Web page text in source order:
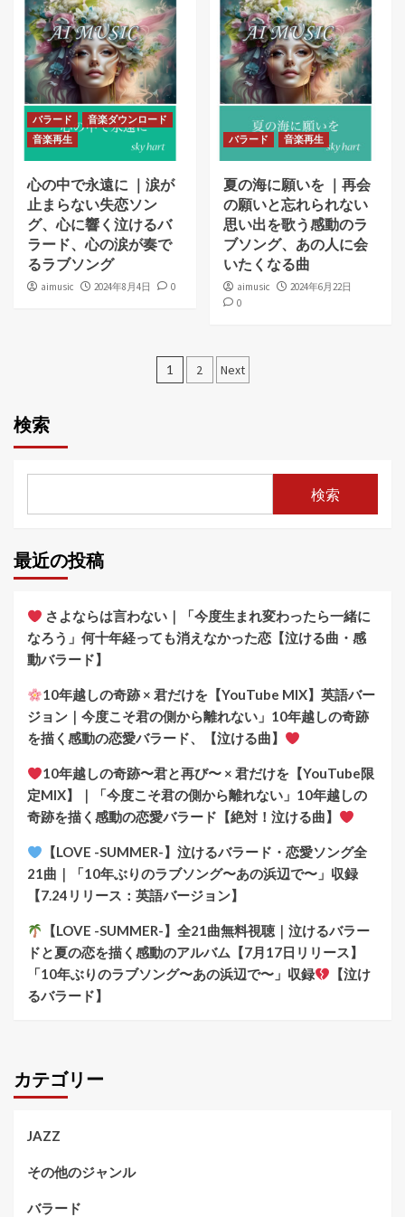
バラード
音楽ダウンロード
音楽再生
心の中で永遠に ｜涙が
止まらない失恋ソン
グ、心に響く泣けるバ
ラード、心の涙が奏で
るラブソング
aimusic 2024年8月4日 0
バラード 音楽再生
夏の海に願いを ｜再会
の願いと忘れられない
思い出を歌う感動のラ
ブソング、あの人に会
いたくなる曲
aimusic
2024年6月22日
0
投
ジ
1 2 Next
検索
検索
最近の投稿
さよならは言わない｜「今度生まれ変わったら一緒に
なろう」何十年経っても消えなかった恋【泣ける曲・感
動バラード】
10年越しの奇跡 × 君だけを【YouTube MIX】英語バー
ジョン｜今度こそ君の側から離れない」10年越しの奇跡
を描く感動の恋愛バラード、【泣ける曲】
10年越しの奇跡〜君と再び〜 × 君だけを【YouTube限
定MIX】｜「今度こそ君の側から離れない」10年越しの
奇跡を描く感動の恋愛バラード【絶対！泣ける曲】
【LOVE -SUMMER-】泣けるバラード・恋愛ソング全
21曲｜「10年ぶりのラブソング〜あの浜辺で〜」収録
【7.24リリース：英語バージョン】
【LOVE -SUMMER-】全21曲無料視聴｜泣けるバラー
ドと夏の恋を描く感動のアルバム【7月17日リリース】
「10年ぶりのラブソング〜あの浜辺で〜」収録
【泣け
るバラード】
カテゴリー
JAZZ
その他のジャンル
バラード